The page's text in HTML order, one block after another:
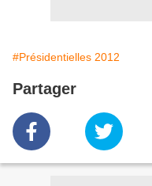
#Présidentielles 2012
Partager